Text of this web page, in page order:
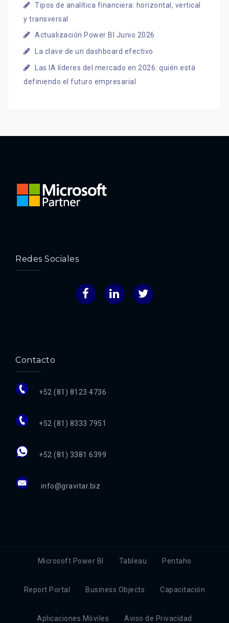
Tipos de analítica financiera: horizontal, vertical
y transversal
Actualización Power BI Junio 2026
La clave de un dashboard efectivo
Las IA líderes del mercado en 2026: quién está
definiendo el futuro empresarial
Redes Sociales
FacebookLinkedInTwitter
Contacto
+52 (81) 8123 4736
+52 (81) 8333 7951
+52 (81) 3381 6399
info@gravitar.biz
Microsoft Power BI Tableau Pentaho
Report Portal Business Objects Capacitación
Aplicaciones Móviles Aviso de Privacidad